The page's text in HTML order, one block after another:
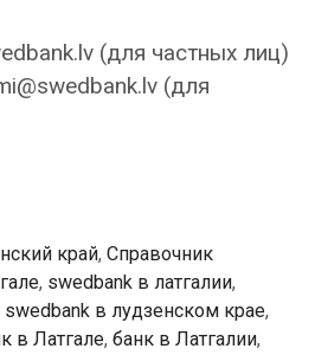
(для частных лиц)
(для
край, Справочник
, swedbank в латгалии,
swedbank в лудзенском крае,
в Латгале, банк в Латгалии,